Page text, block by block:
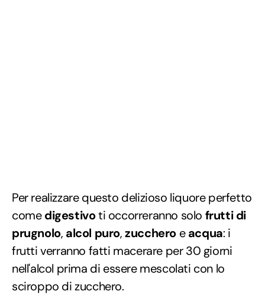
Per realizzare questo delizioso liquore perfetto
comedigestivoti occorreranno solo frutti di
prugnolo, alcol puro,zucchero eacqua: i
frutti verranno fatti macerare per 30 giorni
nell'alcol prima di essere mescolati con lo
sciroppo di zucchero.